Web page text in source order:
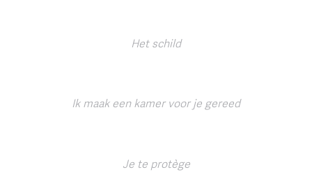
Het schild
Ik maak een kamer voor je gereed
Je te protège